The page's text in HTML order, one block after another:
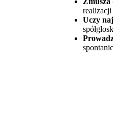
realizacji
Uczy